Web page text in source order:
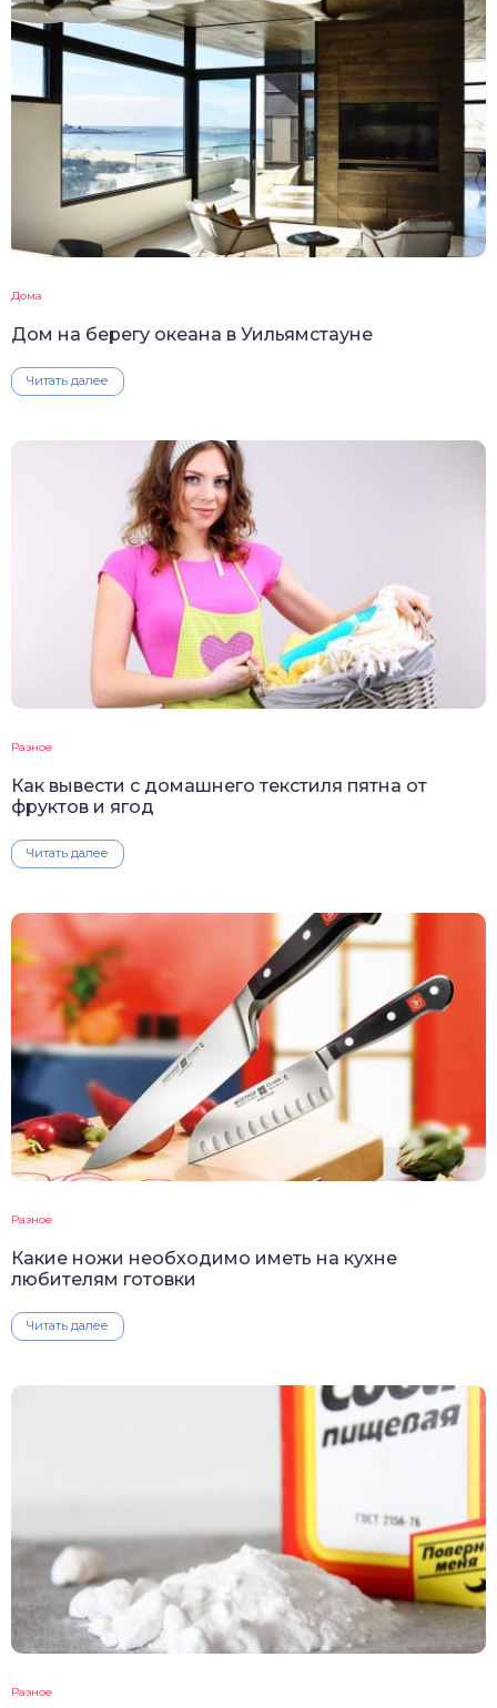
Дома
Дом на берегу океана в Уильямстауне
Читать далее
Разное
Как вывести с домашнего текстиля пятна от
фруктов и ягод
Читать далее
Разное
Какие ножи необходимо иметь на кухне
любителям готовки
Читать далее
Разное